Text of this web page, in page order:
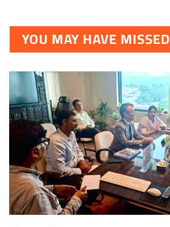
YOU MAY HAVE MISSED